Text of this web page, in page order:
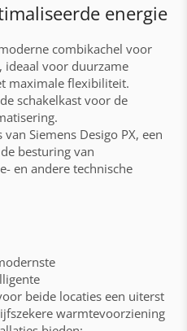
energie
combikachel voor
ideaal voor duurzame
maximale flexibiliteit.
schakelkast voor de
Siemens Desigo PX, een
besturing van
en andere technische
beide locaties een uiterst
warmtevoorziening